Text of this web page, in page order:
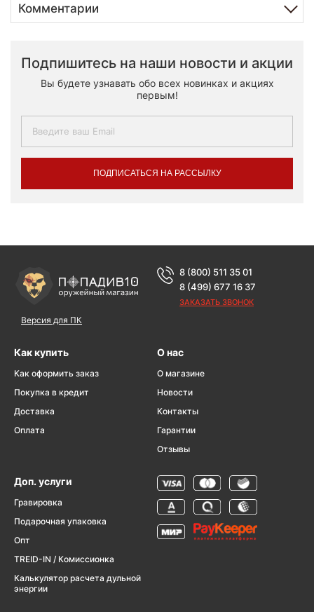
Комментарии
Подпишитесь на наши новости и акции
Вы будете узнавать обо всех новинках и акциях
первым!
ПОДПИСАТЬСЯ НА РАССЫЛКУ
Версия для ПК
8 (800) 511 35 01
8 (499) 677 16 37
ЗАКАЗАТЬ ЗВОНОК
Как купить
Как оформить заказ
Покупка в кредит
Доставка
Оплата
О нас
О магазине
Новости
Контакты
Гарантии
Отзывы
Доп. услуги
Гравировка
Подарочная упаковка
Опт
TREID-IN / Комиссионка
Калькулятор расчета дульной
энергии